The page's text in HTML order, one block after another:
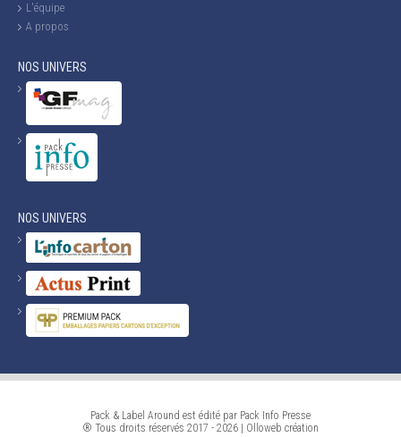
L'équipe
A propos
NOS UNIVERS
NOS UNIVERS
Pack & Label Around est édité par Pack Info Presse
® Tous droits réservés 2017 - 2026 |
Olloweb création